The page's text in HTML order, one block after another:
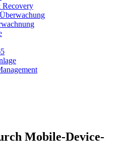
Mobile-Device-